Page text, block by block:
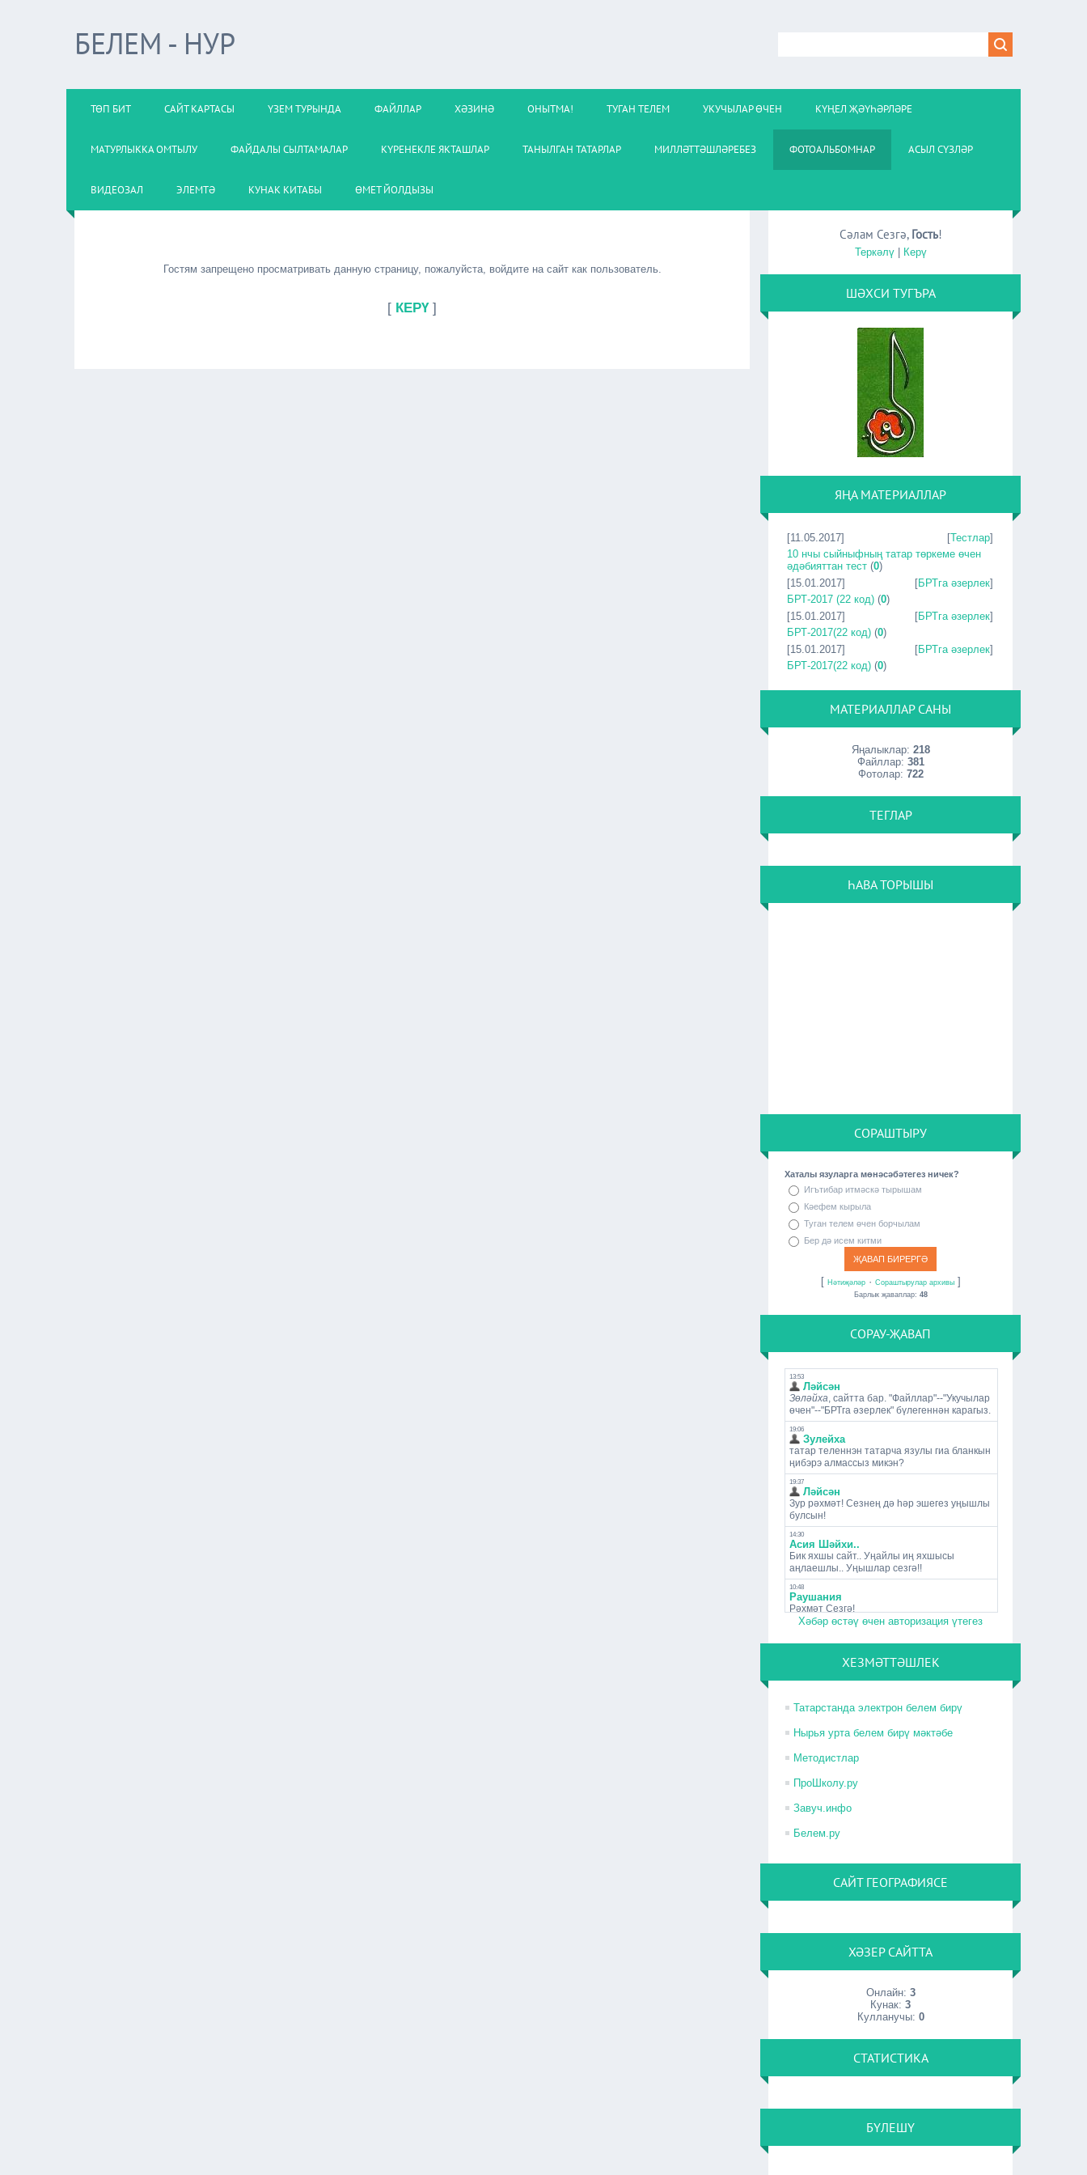
БЕЛЕМ - НУР
ТӨП БИТ САЙТ КАРТАСЫ ҮЗЕМ ТУРЫНДА ФАЙЛЛАР ХӘЗИНӘ ОНЫТМА! ТУГАН ТЕЛЕМ УКУЧЫЛАР ӨЧЕН КҮҢЕЛ ҖӘҮҺӘРЛӘРЕ
МАТУРЛЫККА ОМТЫЛУ ФАЙДАЛЫ СЫЛТАМАЛАР КҮРЕНЕКЛЕ ЯКТАШЛАР ТАНЫЛГАН ТАТАРЛАР МИЛЛӘТТӘШЛӘРЕБЕЗ ФОТОАЛЬБОМНАР АСЫЛ СҮЗЛӘР
ВИДЕОЗАЛ ЭЛЕМТӘ КУНАК КИТАБЫ ӨМЕТ ЙОЛДЫЗЫ
Гостям запрещено просматривать данную страницу, пожалуйста, войдите на сайт как пользователь.
[ КЕРҮ]
Сәлам Сезгә, Гость!
Теркәлү| Керү
ШӘХСИ ТУГЪРА
ЯҢА МАТЕРИАЛЛАР
[11.05.2017] [Тестлар]
10 нчы сыйныфның татар төркеме өчен
әдәбияттан тест (0)
[15.01.2017]
[БРТга әзерлек]
БРТ-2017 (22 код) (0)
[15.01.2017]
[БРТга әзерлек]
БРТ-2017(22 код) (0)
[15.01.2017]
[БРТга әзерлек]
БРТ-2017(22 код) (0)
МАТЕРИАЛЛАР САНЫ
Яңалыклар: 218
Файллар: 381
Фотолар: 722
ТЕГЛАР
ҺАВА ТОРЫШЫ
СОРАШТЫРУ
Хаталы язуларга мөнәсәбәтегез ничек?
Игътибар итмәскә тырышам
Кәефем кырыла
Туган телем өчен борчылам
Бер дә исем китми
[ Нәтиҗәләр· Сораштырулар архивы]
Барлык җаваплар: 48
СОРАУ-ҖАВАП
Хәбәр өстәү өчен авторизация үтегез
ХЕЗМӘТТӘШЛЕК
Татарстанда электрон белем бирү
Нырья урта белем бирү мәктәбе
Методистлар
ПроШколу.ру
Завуч.инфо
Белем.ру
САЙТ ГЕОГРАФИЯСЕ
ХӘЗЕР САЙТТА
Онлайн: 3
Кунак:3
Кулланучы: 0
СТАТИСТИКА
БҮЛЕШҮ